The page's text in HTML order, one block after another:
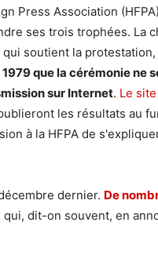
Press Association
ses trois trophées. La
soutient la protestation,
que la cérémonie ne
sur Internet. Le
les résultats au
à la HFPA de
dernier. De
dit-on souvent, en